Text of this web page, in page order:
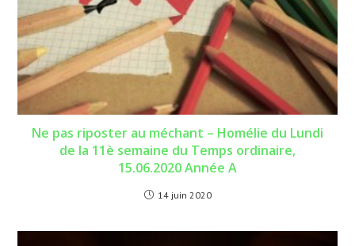
Ne pas riposter au méchant – Homélie du Lundi
de la 11è semaine du Temps ordinaire,
15.06.2020 Année A
14 juin 2020